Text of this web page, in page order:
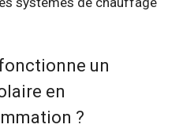
un
en
?